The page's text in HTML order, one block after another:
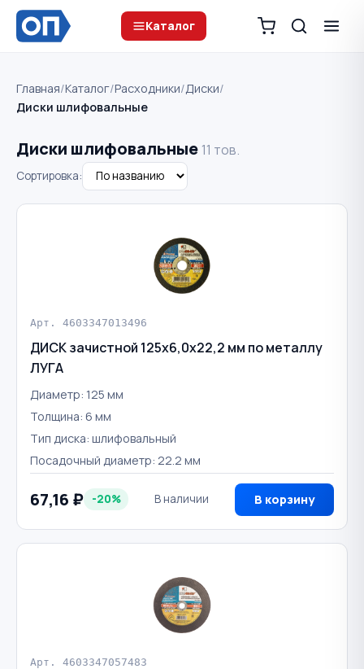
Каталог
Главная/Каталог/Расходники/Диски/
Диски шлифовальные
Диски шлифовальные 11 тов.
Сортировка:
Арт. 4603347013496
ДИСК зачистной 125х6,0х22,2 мм по металлу
ЛУГА
Диаметр: 125 мм
Толщина: 6 мм
Тип диска: шлифовальный
Посадочный диаметр: 22.2 мм
67,16 ₽ -20% В наличии В корзину
Арт. 4603347057483